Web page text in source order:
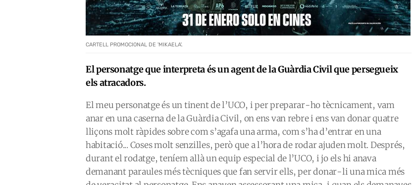
CARTELL PROMOCIONAL DE 'MIKAELA'.
El personatge que interpreta és un agent de la Guàrdia Civil que persegueix
els atracadors.
El meu personatge és un tinent de l’UCO, i per preparar-ho tècnicament, vam
anar en una caserna de la Guàrdia Civil, on ens van rebre i ens van donar quatre
lliçons molt ràpides sobre com s’agafa una arma, com s’ha d’entrar en una
habitació... Coses molt senzilles, però que a l’hora de rodar ajuden molt. Després,
durant el rodatge, teníem allà un equip especial de l’UCO, i jo els hi anava
demanant paraules més tècniques que fan servir ells, per donar-li una mica més